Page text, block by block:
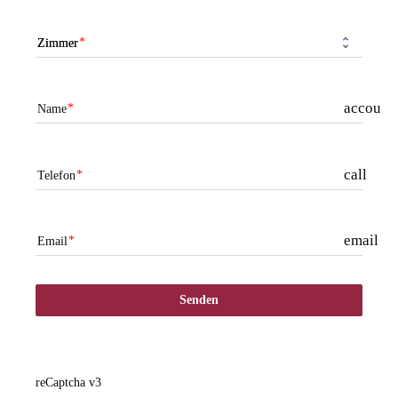
Zimmer
Name
Telefon call
Email email
Senden
reCaptcha v3